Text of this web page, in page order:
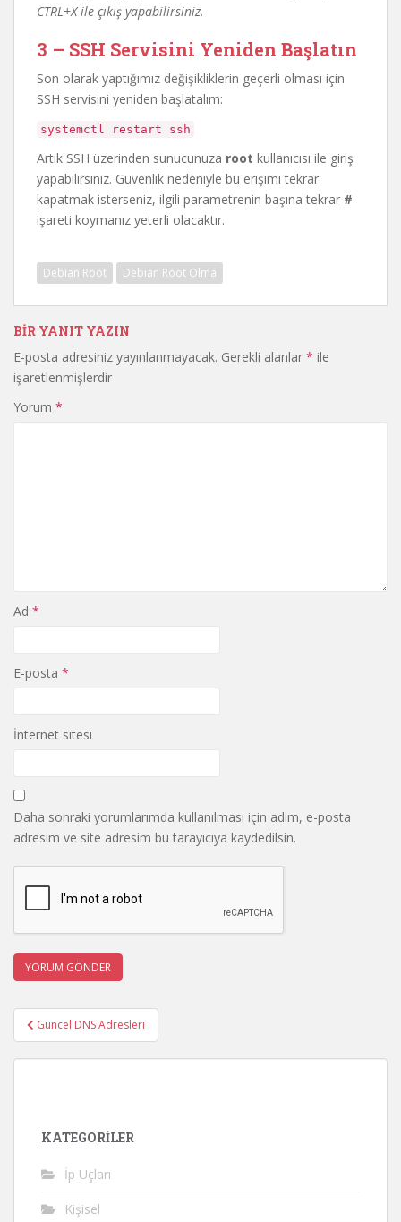
CTRL+X ile çıkış yapabilirsiniz.
3 – SSH Servisini Yeniden Başlatın
Son olarak yaptığımız değişikliklerin geçerli olması için
SSH servisini yeniden başlatalım:
systemctl restart ssh
Artık SSH üzerinden sunucunuza root kullanıcısı ile giriş
yapabilirsiniz. Güvenlik nedeniyle bu erişimi tekrar
kapatmak isterseniz, ilgili parametrenin başına tekrar #
işareti koymanız yeterli olacaktır.
Debian Root Debian Root Olma
BIR YANIT YAZIN
E-posta adresiniz yayınlanmayacak. Gerekli alanlar * ile
işaretlenmişlerdir
Yorum *
Ad *
E-posta *
İnternet sitesi
Daha sonraki yorumlarımda kullanılması için adım, e-posta
adresim ve site adresim bu tarayıcıya kaydedilsin.
Yazı
gezinmesi
Güncel DNS Adresleri
KATEGORILER
İp Uçları
Kişisel